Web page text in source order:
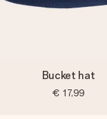
Bucket hat
€ 17,99